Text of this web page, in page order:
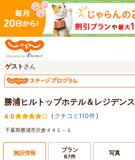
ゲスト さん
勝浦ヒルトップホテル＆レジデンス
4.0 ( クチコミ110件)
千葉県勝浦市沢倉４４１－１
施設情報 プラン
67件 写真